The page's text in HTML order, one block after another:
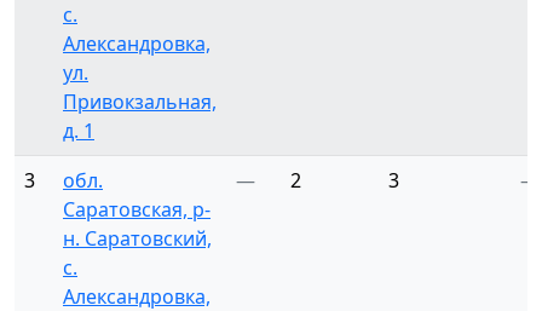
с.
Александровка,
ул.
Привокзальная,
д. 1
3
обл.
Саратовская, р-
н. Саратовский,
с.
Александровка,
— 2 3 —